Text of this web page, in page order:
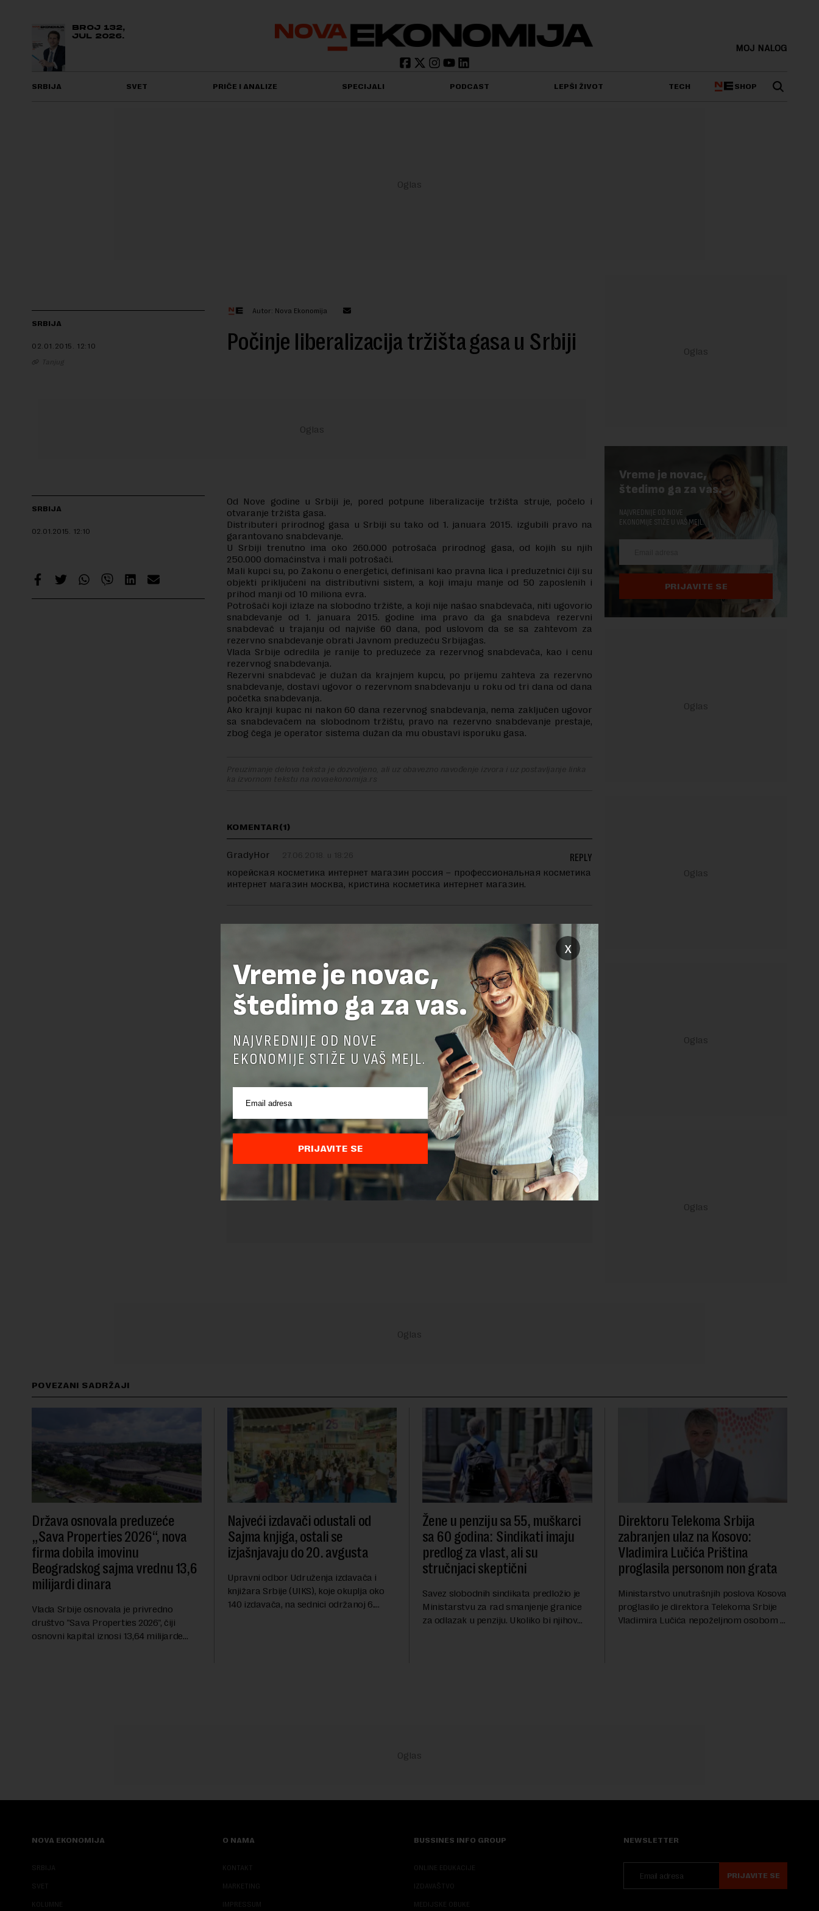
BROJ 132,
JUL 2026.
MOJ NALOG
SRBIJA SVET PRIČE I ANALIZE SPECIJALI PODCAST LEPŠI ŽIVOT TECH SHOP
SRBIJA
02.01.2015. 12:10
Tanjug
Autor: Nova Ekonomija
Počinje liberalizacija tržišta gasa u Srbiji
SRBIJA
02.01.2015. 12:10
Od Nove godine u Srbiji je, pored potpune liberalizacije tržišta struje, počelo i
otvaranje tržišta gasa.
Distributeri prirodnog gasa u Srbiji su tako od 1. januara 2015. izgubili pravo na
garantovano snabdevanje.
U Srbiji trenutno ima oko 260.000 potrošača prirodnog gasa, od kojih su njih
250.000 domaćinstva i mali potrošači.
Mali kupci su, po Zakonu o energetici, definisani kao pravna lica i preduzetnici čiji su
objekti priključeni na distributivni sistem, a koji imaju manje od 50 zaposlenih i
prihod manji od 10 miliona evra.
Potrošači koji izlaze na slobodno tržište, a koji nije našao snabdevača, niti ugovorio
snabdevanje od 1. januara 2015. godine ima pravo da ga snabdeva rezervni
snabdevač u trajanju od najviše 60 dana, pod uslovom da se sa zahtevom za
rezervno snabdevanje obrati Javnom preduzeću Srbijagas.
Vlada Srbije odredila je ranije to preduzeće za rezervnog snabdevača, kao i cenu
rezervnog snabdevanja.
Rezervni snabdevač je dužan da krajnjem kupcu, po prijemu zahteva za rezervno
snabdevanje, dostavi ugovor o rezervnom snabdevanju u roku od tri dana od dana
početka snabdevanja.
Ako krajnji kupac ni nakon 60 dana rezervnog snabdevanja, nema zaključen ugovor
sa snabdevačem na slobodnom tržištu, pravo na rezervno snabdevanje prestaje,
zbog čega je operator sistema dužan da mu obustavi isporuku gasa.
Preuzimanje delova teksta je dozvoljeno, ali uz obavezno navođenje izvora i uz postavljanje linka
ka izvornom tekstu na novaekonomija.rs
KOMENTAR(1)
GradyHor 27.06.2018. u 18:26
корейская косметика интернет магазин россия – профессиональная косметика
интернет магазин москва, кристина косметика интернет магазин.
REPLY
Pre slanja komentara, molimo vas da se upoznate sapravilima komentarisanja i pravilima
korišćenja sajta.
Sajt je zaštićen pomocu reCaptcha i Google.Google Politika Privatnosti iGoogle Uslovi
Vreme je novac,
štedimo ga za vas.
NAJVREDNIJE OD NOVE
EKONOMIJE STIŽE U VAŠ MEJL.
PRIJAVITE SE
POVEZANI SADRŽAJI
Država osnovala preduzeće
„Sava Properties 2026“, nova
firma dobila imovinu
Beogradskog sajma vrednu 13,6
milijardi dinara
Vlada Srbije osnovala je privredno
društvo "Sava Properties 2026", čiji
osnovni kapital iznosi 13,64 milijarde
Najveći izdavači odustali od
Sajma knjiga, ostali se
izjašnjavaju do 20. avgusta
Upravni odbor Udruženja izdavača i
knjižara Srbije (UIKS), koje okuplja oko
140 izdavača, na sednici održanoj 6.
Žene u penziju sa 55, muškarci
sa 60 godina: Sindikati imaju
predlog za vlast, ali su
stručnjaci skeptični
Savez slobodnih sindikata predložio je
Ministarstvu za rad smanjenje granice
za odlazak u penziju. Ukoliko bi njihov
Direktoru Telekoma Srbija
zabranjen ulaz na Kosovo:
Vladimira Lučića Priština
proglasila personom non grata
Ministarstvo unutrašnjih poslova Kosova
proglasilo je direktora Telekoma Srbije
Vladimira Lučića nepoželjnom osobom i
NOVA EKONOMIJA
SRBIJA
SVET
KOLUMNE
O NAMA
KONTAKT
MARKETING
IMPRESSUM
BUSSINES INFO GROUP
ONLINE EDUKACIJE
IZDAVAŠTVO
MEDIJSKE OBUKE
NEWSLETTER
PRIJAVITE SE
x
Vreme je novac,
štedimo ga za vas.
NAJVREDNIJE OD NOVE
EKONOMIJE STIŽE U VAŠ MEJL.
PRIJAVITE SE